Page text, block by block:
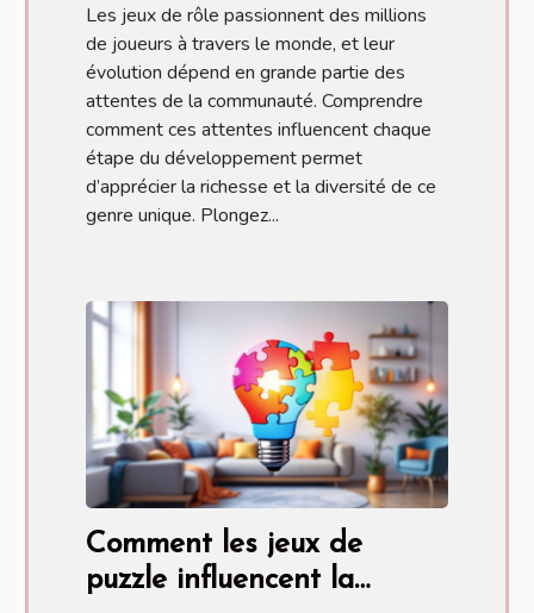
Les jeux de rôle passionnent des millions
de joueurs à travers le monde, et leur
évolution dépend en grande partie des
attentes de la communauté. Comprendre
comment ces attentes influencent chaque
étape du développement permet
d’apprécier la richesse et la diversité de ce
genre unique. Plongez...
Comment les jeux de
puzzle influencent la